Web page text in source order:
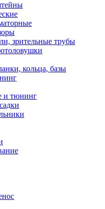
зрительные трубы
кольца, базы
и тюнинг